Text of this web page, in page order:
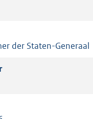
der Staten-Generaal